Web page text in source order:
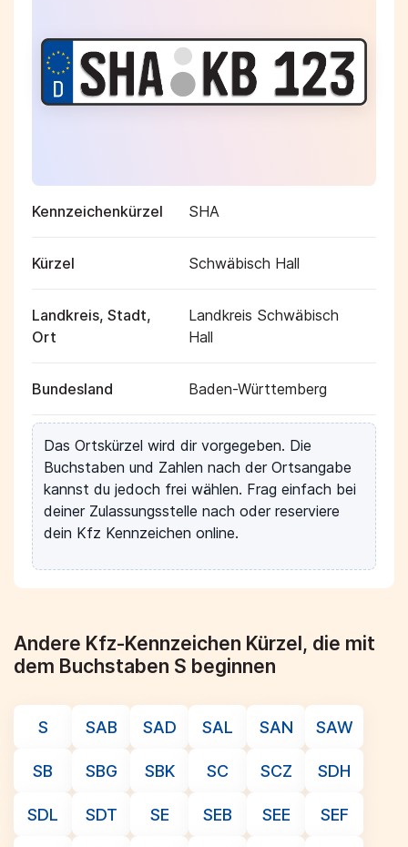
Kennzeichenkürzel SHA
Kürzel Schwäbisch Hall
Landkreis, Stadt,
Ort
Landkreis Schwäbisch
Hall
Bundesland Baden-Württemberg
Das Ortskürzel wird dir vorgegeben. Die
Buchstaben und Zahlen nach der Ortsangabe
kannst du jedoch frei wählen. Frag einfach bei
deiner Zulassungsstelle nach oder reserviere
dein Kfz Kennzeichen online.
Andere Kfz-Kennzeichen Kürzel, die mit
dem Buchstaben S beginnen
S SAB SAD SAL SAN SAW
SB SBG SBK SC SCZ SDH
SDL SDT SE SEB SEE SEF